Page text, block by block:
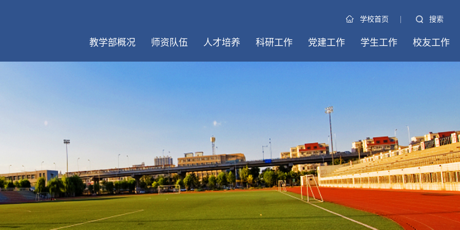
学校首页 | 搜索
教学部概况 师资队伍 人才培养 科研工作 党建工作 学生工作 校友工作